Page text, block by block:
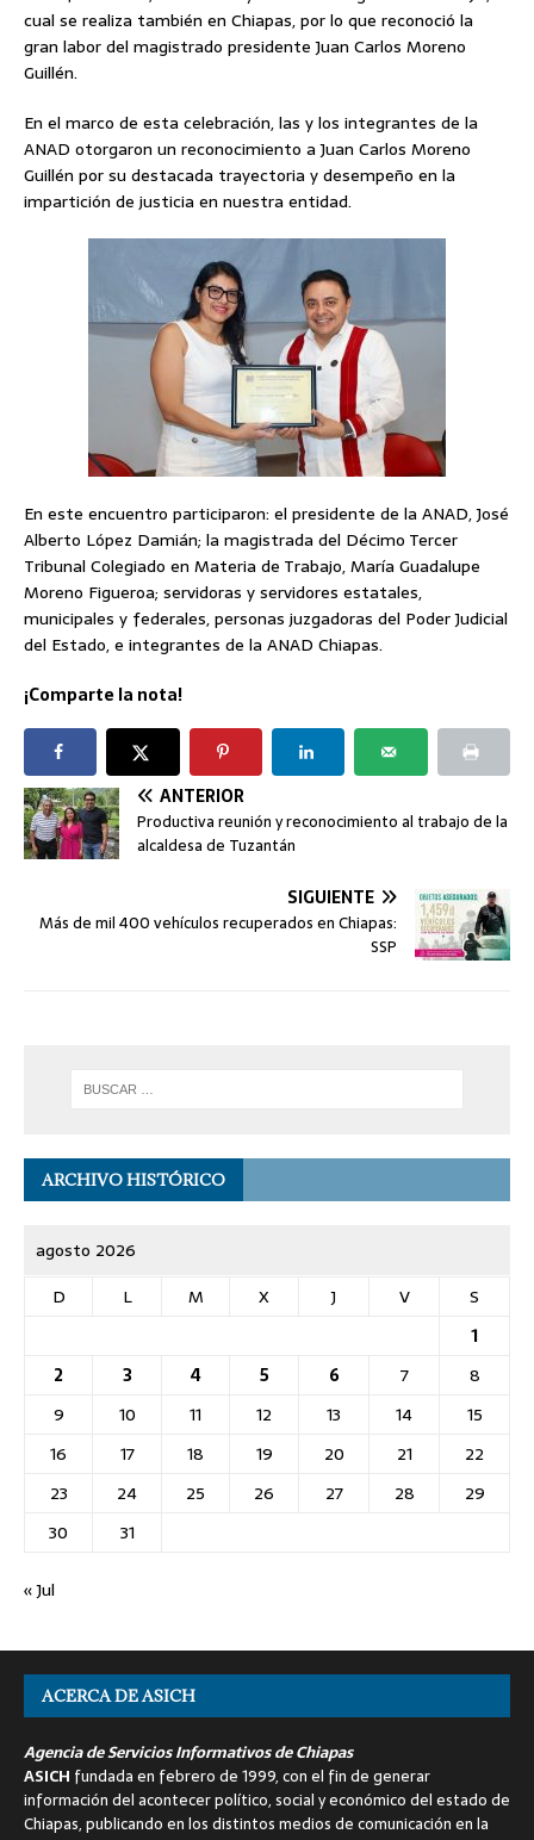
cual se realiza también en Chiapas, por lo que reconoció la
gran labor del magistrado presidente Juan Carlos Moreno
Guillén.
En el marco de esta celebración, las y los integrantes de la
ANAD otorgaron un reconocimiento a Juan Carlos Moreno
Guillén por su destacada trayectoria y desempeño en la
impartición de justicia en nuestra entidad.
En este encuentro participaron: el presidente de la ANAD, José
Alberto López Damián; la magistrada del Décimo Tercer
Tribunal Colegiado en Materia de Trabajo, María Guadalupe
Moreno Figueroa; servidoras y servidores estatales,
municipales y federales, personas juzgadoras del Poder Judicial
del Estado, e integrantes de la ANAD Chiapas.
¡Comparte la nota!
ANTERIOR
Productiva reunión y reconocimiento al trabajo de la
alcaldesa de Tuzantán
SIGUIENTE
Más de mil 400 vehículos recuperados en Chiapas:
SSP
ARCHIVO HISTÓRICO
agosto 2026
D
L M X J V
S
1
2
3 4 5 6 7
8
9
10 11 12 13 14
15
16
17 18 19 20 21
22
23
24 25 26 27 28
29
30
31
« Jul
ACERCA DE ASICH
Agencia de Servicios Informativos de Chiapas
ASICH fundada en febrero de 1999, con el fin de generar
información del acontecer político, social y económico del estado de
Chiapas, publicando en los distintos medios de comunicación en la